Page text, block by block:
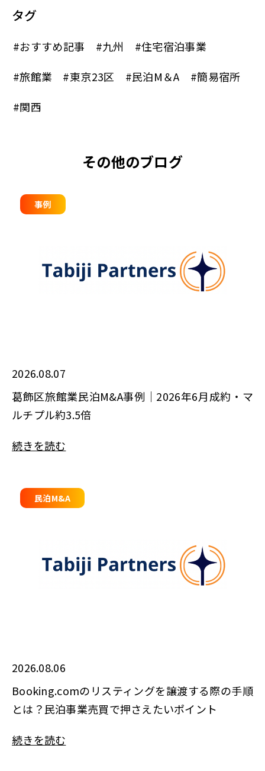
タグ
#おすすめ記事 #九州
#住宅宿泊事業
#旅館業
#東京23区 #民泊M＆A
#簡易宿所
#関西
その他のブログ
事例
2026.08.07
葛飾区旅館業民泊M&A事例｜2026年6月成約・マ
ルチプル約3.5倍
続きを読む
民泊M&A
2026.08.06
Booking.comのリスティングを譲渡する際の手順
とは？民泊事業売買で押さえたいポイント
続きを読む